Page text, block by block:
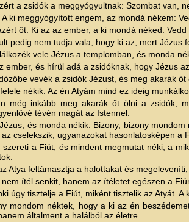
a zsidók a meggyógyultnak: Szombat van,
A ki meggyógyított engem, az mondá nékem:
őt: Ki az az ember, a ki mondá néked:
pedig nem tudja vala, hogy ki az; mert Jézus
vele Jézus a templomban, és monda
ember, és hírül adá a zsidóknak, hogy Jézus
vevék a zsidók Jézust, és meg akarák
nékik: Az én Atyám mind ez ideig
még inkább meg akarák őt ölni a zsidók,
tévén magát az Istennel.
és monda nékik: Bizony, bizony
cselekszik, ugyanazokat hasonlatosképen a
szereti a Fiút, és mindent megmutat néki, a
Atya feltámasztja a halottakat és
nem ítél senkit, hanem az ítéletet egészen a
úgy tisztelje a Fiút, miként tisztelik az Atyát.
mondom néktek, hogy a ki az én
általment a halálból az életre.